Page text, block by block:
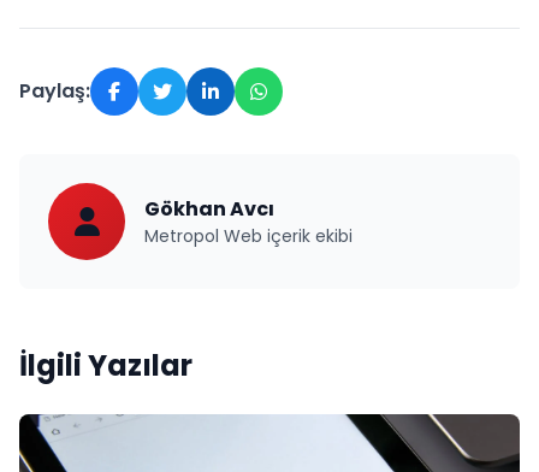
Paylaş:
Gökhan Avcı
Metropol Web içerik ekibi
İlgili Yazılar